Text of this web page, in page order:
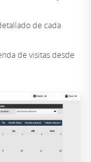
de cada
de visitas desde